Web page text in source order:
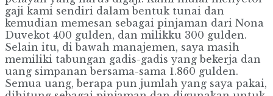
gaji kami sendiri dalam bentuk tunai dan
kemudian memesan sebagai pinjaman dari Nona
Duvekot 400 gulden, dan milikku 300 gulden.
Selain itu, di bawah manajemen, saya masih
memiliki tabungan gadis-gadis yang bekerja dan
uang simpanan bersama-sama 1.860 gulden.
Semua uang, berapa pun jumlah yang saya pakai,